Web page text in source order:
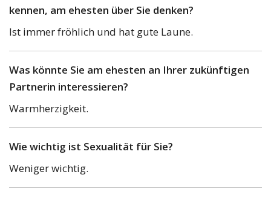
kennen, am ehesten über Sie denken?
Ist immer fröhlich und hat gute Laune.
Was könnte Sie am ehesten an Ihrer zukünftigen
Partnerin interessieren?
Warmherzigkeit.
Wie wichtig ist Sexualität für Sie?
Weniger wichtig.